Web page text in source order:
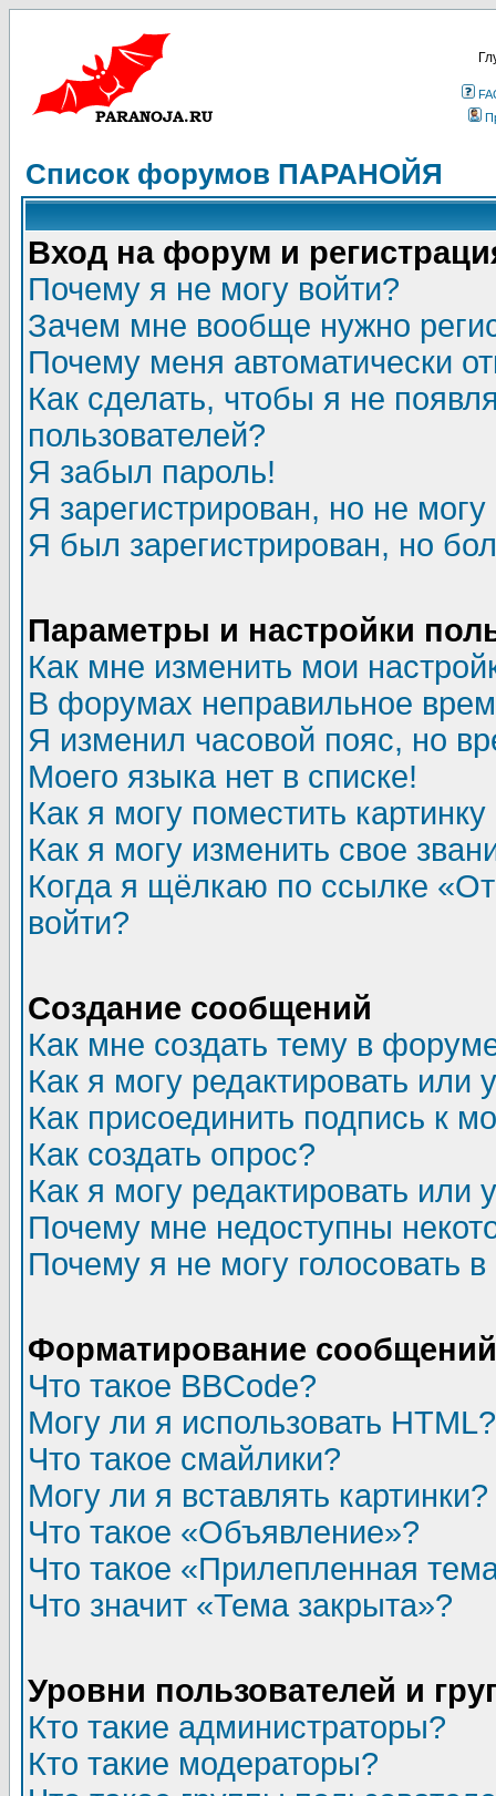
Список форумов ПАРАНОЙЯ
Вход на форум и
Почему я не могу войти?
Зачем мне вообще нужно
Почему меня автоматически
Как сделать, чтобы я не
пользователей?
Я забыл пароль!
Я зарегистрирован, но не могу
Я был зарегистрирован, но
Параметры и настройки
Как мне изменить мои
В форумах неправильное
Я изменил часовой пояс, но
Моего языка нет в списке!
Как я могу поместить
Как я могу изменить свое
Когда я щёлкаю по ссылке
войти?
Создание сообщений
Как мне создать тему в
Как я могу редактировать или
Как присоединить подпись к
Как создать опрос?
Как я могу редактировать или
Почему мне недоступны
Почему я не могу голосовать
Форматирование
Что такое BBCode?
Могу ли я использовать HTML?
Что такое смайлики?
Могу ли я вставлять картинки?
Что такое «Объявление»?
Что такое «Прилепленная
Что значит «Тема закрыта»?
Уровни пользователей и
Кто такие администраторы?
Кто такие модераторы?